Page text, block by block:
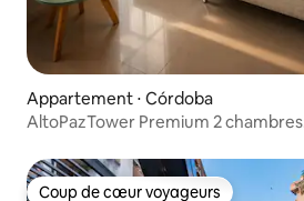
Appartement ⋅ Córdoba
AltoPazTower Premium 2 chambres
Coup de cœur voyageurs